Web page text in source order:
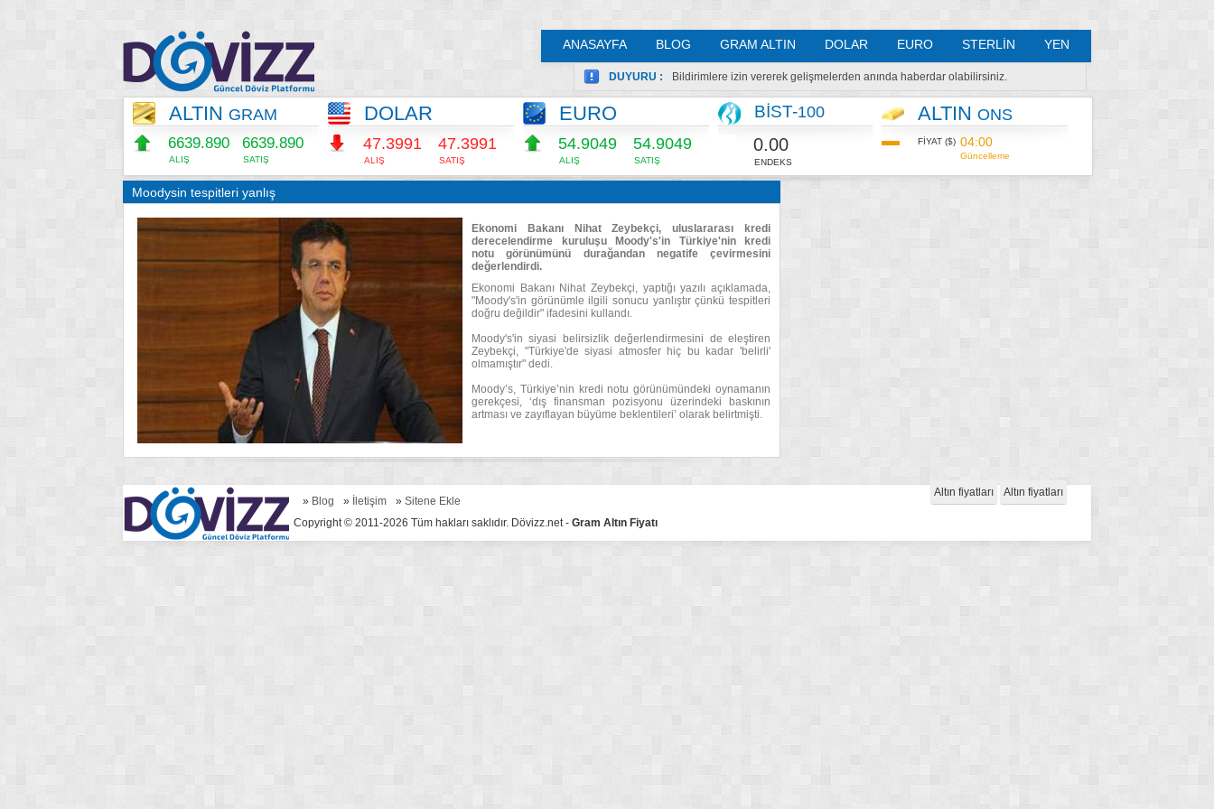
ANASAYFA BLOG GRAM ALTIN DOLAR EURO STERLİN YEN
DUYURU : Bildirimlere izin vererek gelişmelerden anında haberdar olabilirsiniz.
ALTIN GRAM
6639.890
ALIŞ
6639.890
SATIŞ
DOLAR
47.3991
ALIŞ
47.3991
SATIŞ
EURO
54.9042
ALIŞ
54.9042
SATIŞ
BİST-100
0.00
ENDEKS
ALTIN ONS
FİYAT ($) 04:00
Güncelleme
Moodysin tespitleri yanlış
Ekonomi Bakanı Nihat Zeybekçi, uluslararası kredi
derecelendirme kuruluşu Moody's'in Türkiye'nin kredi
notu görünümünü durağandan negatife çevirmesini
değerlendirdi.
Ekonomi Bakanı Nihat Zeybekçi, yaptığı yazılı açıklamada,
"Moody's'in görünümle ilgili sonucu yanlıştır çünkü tespitleri
doğru değildir" ifadesini kullandı.
Moody's'in siyasi belirsizlik değerlendirmesini de eleştiren
Zeybekçi, "Türkiye'de siyasi atmosfer hiç bu kadar 'belirli'
olmamıştır" dedi.
Moody’s, Türkiye’nin kredi notu görünümündeki oynamanın
gerekçesi, ‘dış finansman pozisyonu üzerindeki baskının
artması ve zayıflayan büyüme beklentileri’ olarak belirtmişti.
Altın fiyatları Altın fiyatları
» Blog » İletişim » Sitene Ekle
Copyright © 2011-2026 Tüm hakları saklıdır. Dövizz.net - Gram Altın Fiyatı